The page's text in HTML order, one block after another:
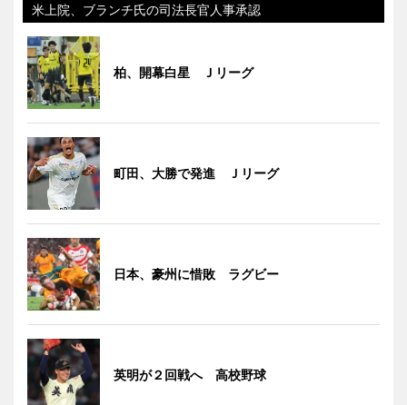
米上院、ブランチ氏の司法長官人事承認
柏、開幕白星 Ｊリーグ
町田、大勝で発進 Ｊリーグ
日本、豪州に惜敗 ラグビー
英明が２回戦へ 高校野球